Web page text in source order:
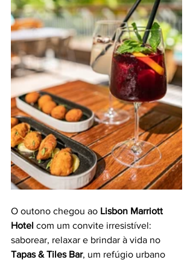
O outono chegou ao Lisbon Marriott
Hotel com um convite irresistível:
saborear, relaxar e brindar à vida no
Tapas & Tiles Bar, um refúgio urbano